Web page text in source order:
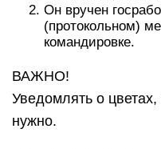
Он вручен
(протокольном)
командировке.
ВАЖНО!
Уведомлять о
нужно.